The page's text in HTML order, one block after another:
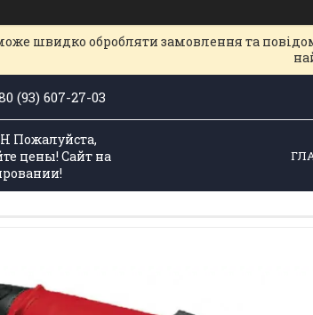
швидко обробляти замовлення та
(93) 607-27-03
Пожалуйста,
цены! Сайт на